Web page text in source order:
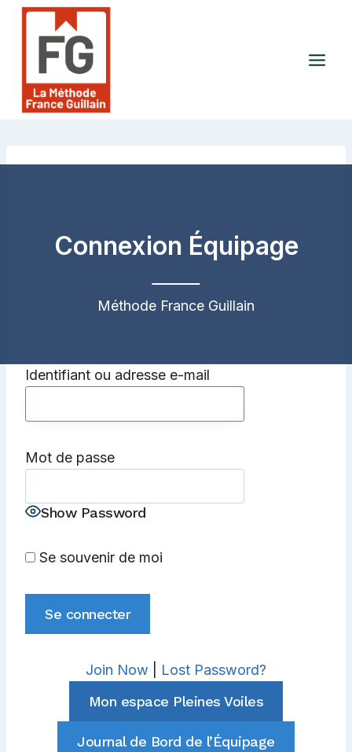
Aller
contenu
Connexion Équipage
Méthode France Guillain
Identifiant ou adresse e-mail
Mot de passe
Show Password
Se souvenir de moi
Join Now
Lost Password?
Mon espace Pleines Voiles
Journal de Bord de l’Équipage